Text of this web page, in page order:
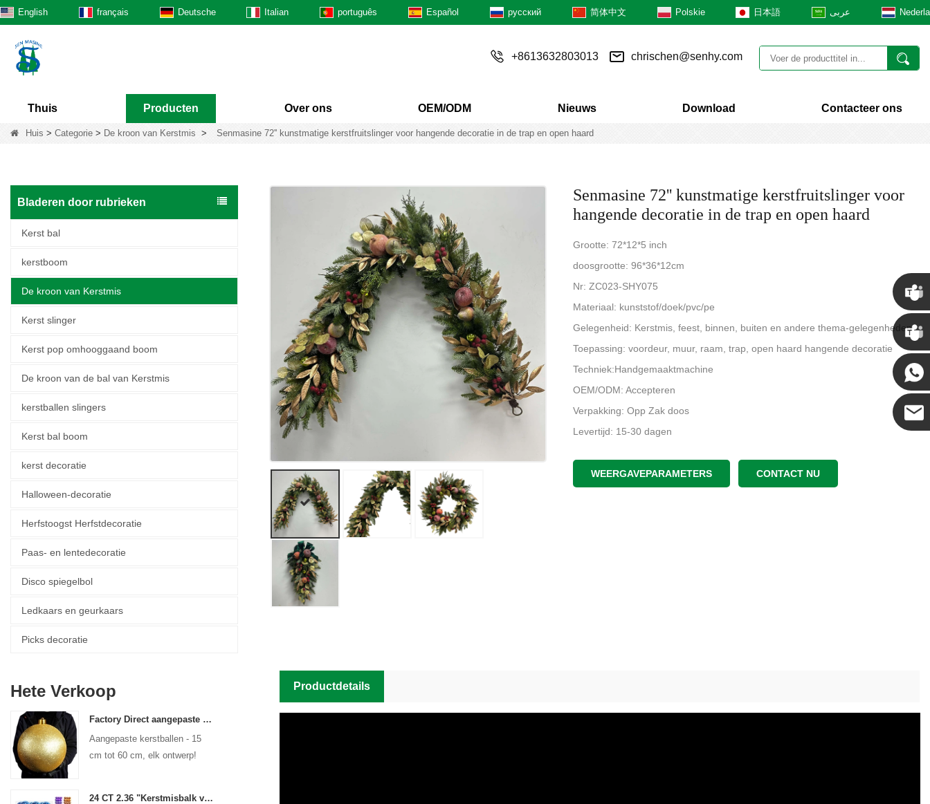
English français Deutsche Italian português Español русский 简体中文 Polskie 日本語 عربى
+8613632803013 chrischen@senhy.com
Thuis Producten Over ons OEM/ODM Nieuws Download Contacteer ons
Huis > Categorie > De kroon van Kerstmis > Senmasine 72'' kunstmatige kerstfruitslinger voor hangende decoratie in de trap en open haard
Bladeren door rubrieken
Kerst bal
kerstboom
De kroon van Kerstmis
Kerst slinger
Kerst pop omhooggaand boom
De kroon van de bal van Kerstmis
kerstballen slingers
Kerst bal boom
kerst decoratie
Halloween-decoratie
Herfstoogst Herfstdecoratie
Paas- en lentedecoratie
Disco spiegelbol
Ledkaars en geurkaars
Picks decoratie
Hete Verkoop
Factory Direct aangepaste kerstbal grote ornamenten Grote Baubbles 15 cm - 60 cm Xmas Logo Balls
Aangepaste kerstballen - 15
cm tot 60 cm, elk ontwerp!
24 CT 2.36 "Kerstmisbalk voor hangende ornament -decoraties Xmas Shatterproof Balls Holiday Party Decoratief
Senmasine 72'' kunstmatige kerstfruitslinger voor
hangende decoratie in de trap en open haard
Grootte: 72*12*5 inch
doosgrootte: 96*36*12cm
Nr: ZC023-SHY075
Materiaal: kunststof/doek/pvc/pe
Gelegenheid: Kerstmis, feest, binnen, buiten en andere thema-gelegenheden
Toepassing: voordeur, muur, raam, trap, open haard hangende decoratie
Techniek:Handgemaaktmachine
OEM/ODM: Accepteren
Verpakking: Opp Zak doos
Levertijd: 15-30 dagen
WEERGAVEPARAMETERS
CONTACT NU
Productdetails
Chris
Kenny